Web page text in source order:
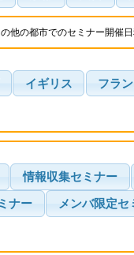
他の都市でのセミナー開催日
イギリス フラ
情報収集セミナー
ナー メンバ限定セ